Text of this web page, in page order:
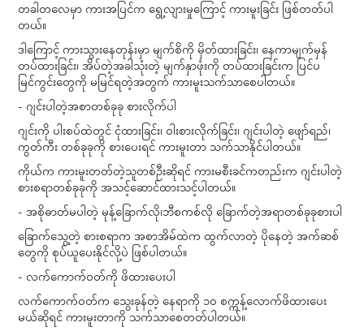
တခါတလေမှာ ကားအပြင်က ရွေ့လျားမှုကြောင့် ကားမူးခြင်း ဖြစ်တတ်ပါ
တယ်။
ဒါကြောင့် ကားသွားနေတုန်းမှာ မျက်စိကို မှိတ်ထားခြင်း၊ နေကာမျက်မှန်
တပ်ထားခြင်း၊ အိပ်တဲ့အခါသုံးတဲ့ မျက်နှာဖုံးကို တပ်ထားခြင်းက ပြင်ပ
မြင်ကွင်းတွေကို မမြင်ရတဲ့အတွက် ကားမူးသက်သာစေပါတယ်။
- ဂျင်းပါတဲ့အစာတစ်ခုခု စားလိုက်ပါ
ဂျင်းကို ပါးစပ်ထဲတွင် ငုံထားခြင်း၊ ဝါးစားလိုက်ခြင်း၊ ဂျင်းပါတဲ့ ဖျော်ရည်၊
ကွတ်ကီး တစ်ခုခုကို စားပေးရင် ကားမူးတာ သက်သာနိုင်ပါတယ်။
ကိုယ်က ကားမူးတတ်တဲ့သူတစ်ဦးဆိုရင် ကားမစီးခင်ကတည်းက ဂျင်းပါတဲ့
စားစရာတစ်ခုခုကို အသင့်ဆောင်ထားသင့်ပါတယ်။
- အစိုဓာတ်မပါတဲ့ မုန့်ခြောက်လို၊ဘီစကစ်လို ခြောက်တဲ့အရာတစ်ခုခုစားပါ
ခြောက်သွေ့တဲ့ စားစရာက အစာအိမ်ထဲက ထွက်လာတဲ့ ပိုနေတဲ့ အက်ဆစ်
တွေကို စုပ်ယူပေးနိုင်လို့ပဲ ဖြစ်ပါတယ်။
- လက်ကောက်ဝတ်ကို ဖိထားပေးပါ
လက်ကောက်ဝတ်က သွေးခုန်တဲ့ နေရာကို ၁၀ စက္ကန့်လောက်ဖိထားပေး
မယ်ဆိုရင် ကားမူးတာကို သက်သာစေတတ်ပါတယ်။